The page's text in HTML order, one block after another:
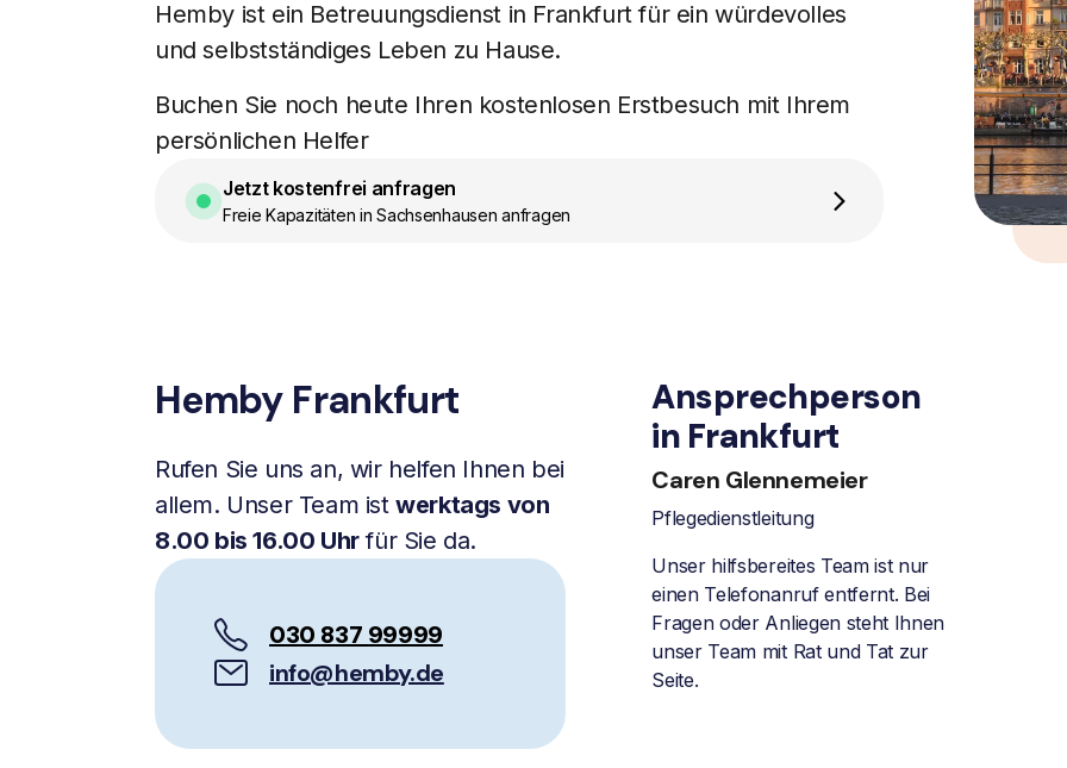
Hemby ist ein Betreuungsdienst in Frankfurt für ein würdevolles
und selbstständiges Leben zu Hause.
Buchen Sie noch heute Ihren kostenlosen Erstbesuch mit Ihrem
persönlichen Helfer
Jetzt kostenfrei anfragen
Freie Kapazitäten in Sachsenhausen anfragen
Hemby Frankfurt
Rufen Sie uns an, wir helfen Ihnen bei
allem. Unser Team istwerktags von
8.00 bis 16.00 Uhrfür Sie da.
030 837 99999
info@hemby.de
Ansprechperson
in Frankfurt
Caren Glennemeier
Pflegedienstleitung
Unser hilfsbereites Team ist nur
einen Telefonanruf entfernt. Bei
Fragen oder Anliegen steht Ihnen
unser Team mit Rat und Tat zur
Seite.